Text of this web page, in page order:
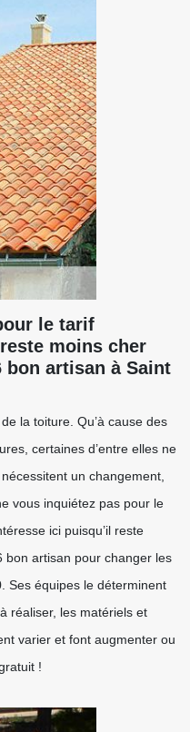
le tarif
moins cher
bon artisan à Saint
la toiture. Qu’à cause des
certaines d’entre elles ne
un changement,
vous inquiétez pas pour le
ici puisqu’il reste
bon artisan pour changer les
Ses équipes le déterminent
réaliser, les matériels et
varier et font augmenter ou
!